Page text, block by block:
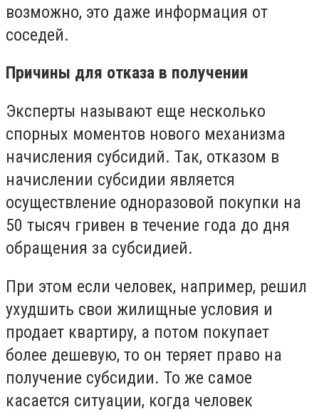
возможно, это даже информация от
соседей.
Причины для отказа в получении
Эксперты называют еще несколько
спорных моментов нового механизма
начисления субсидий. Так, отказом в
начислении субсидии является
осуществление одноразовой покупки на
50 тысяч гривен в течение года до дня
обращения за субсидией.
При этом если человек, например, решил
ухудшить свои жилищные условия и
продает квартиру, а потом покупает
более дешевую, то он теряет право на
получение субсидии. То же самое
касается ситуации, когда человек